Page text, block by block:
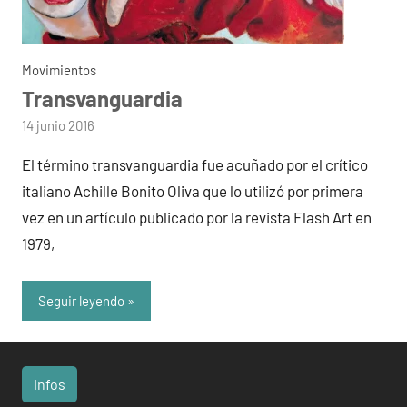
Movimientos
Transvanguardia
por
14 junio 2016
El término transvanguardia fue acuñado por el crítico
italiano Achille Bonito Oliva que lo utilizó por primera
vez en un artículo publicado por la revista Flash Art en
1979,
Seguir leyendo
Infos